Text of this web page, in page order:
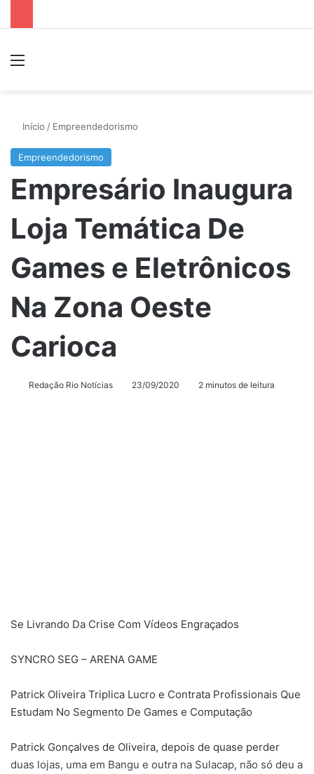
Menu
Início / Empreendedorismo
Empreendedorismo
Empresário Inaugura
Loja Temática De
Games e Eletrônicos
Na Zona Oeste
Carioca
Redação Rio Notícias 23/09/2020 2 minutos de leitura
Se Livrando Da Crise Com Vídeos Engraçados
SYNCRO SEG – ARENA GAME
Patrick Oliveira Triplica Lucro e Contrata Profissionais Que
Estudam No Segmento De Games e Computação
Patrick Gonçalves de Oliveira, depois de quase perder
duas lojas, uma em Bangu e outra na Sulacap, não só deu a